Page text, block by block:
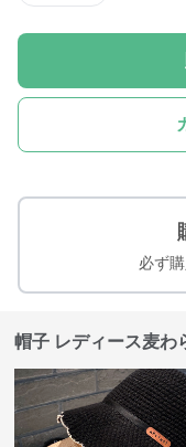
必ず
帽子 レディース麦わ